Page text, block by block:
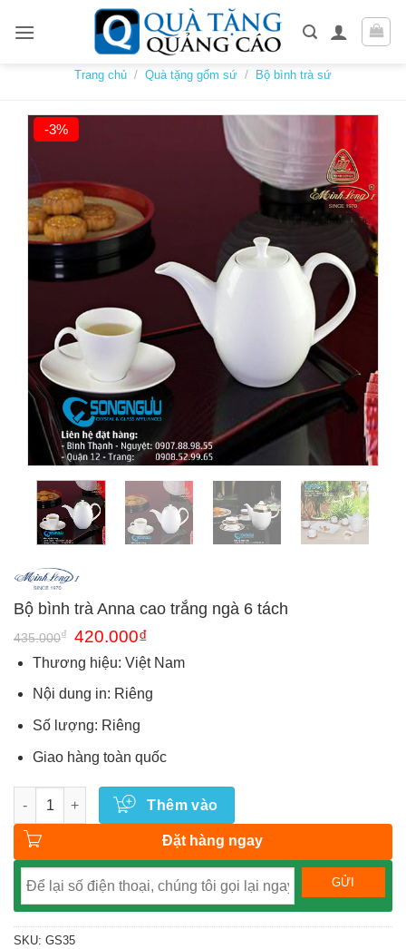
Trang chủ / Quà tặng gốm sứ / Bộ bình trà sứ
-3%
Bộ bình trà Anna cao trắng ngà 6 tách
435.000₫
Giá
gốc
là:
435.000₫.
420.000₫
tại
là:
Thương hiệu: Việt Nam
Nội dung in: Riêng
Số lượng: Riêng
Giao hàng toàn quốc
Số lượng
Thêm vào
Đặt hàng ngay
SKU: GS35